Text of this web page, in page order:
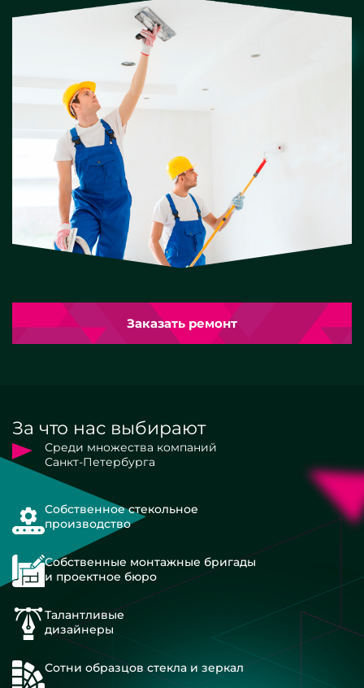
Заказать ремонт
За что нас выбирают
Среди множества компаний
Санкт-Петербурга
Собственное стекольное
производство
Собственные монтажные бригады
и проектное бюро
Талантливые
дизайнеры
Сотни образцов стекла и зеркал